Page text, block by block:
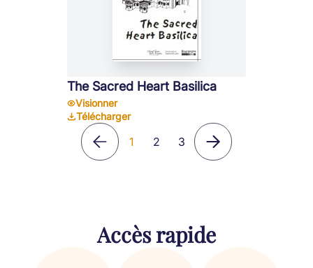
The Sacred Heart Basilica
Visionner
Télécharger
1 2 3
Accès rapide